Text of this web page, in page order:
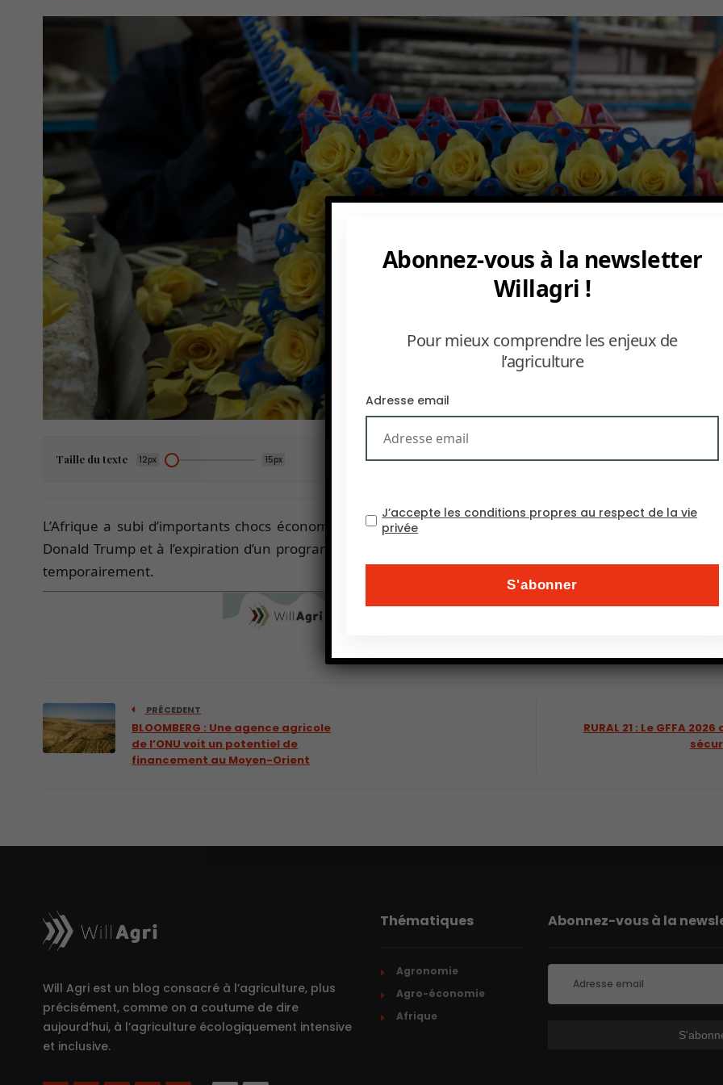
Taille du texte 12px 15px
L’Afrique a subi d’importants chocs économiques l’an dernier, liés aux réductions de l’aide
Donald Trump et à l’expiration d’un programme commercial majeur entre l’Afrique et les États-Unis.
temporairement.
PRÉCEDENT
BLOOMBERG : Une agence agricole
de l’ONU voit un potentiel de
financement au Moyen-Orient
RURAL 21 : Le GFFA
Will Agri est un blog consacré à l’agriculture, plus
précisément, comme on a coutume de dire
aujourd’hui, à l’agriculture écologiquement intensive
et inclusive.
Thématiques
Agronomie
Agro-économie
Afrique
Abonnez-vous à la
Abonnez-vous à la newsletter
Willagri !
Pour mieux comprendre les enjeux de
l’agriculture
Adresse email
J’accepte les conditions propres au respect de la vie
privée